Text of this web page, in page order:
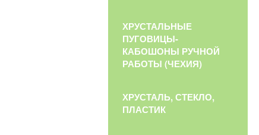
ХРУСТАЛЬНЫЕ
ПУГОВИЦЫ-
КАБОШОНЫ РУЧНОЙ
РАБОТЫ (ЧЕХИЯ)
ХРУСТАЛЬ, СТЕКЛО,
ПЛАСТИК